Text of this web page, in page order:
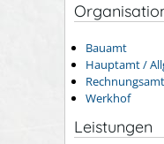
Bauamt
Hauptamt /
Rechnungsamt
Werkhof
Leistungen